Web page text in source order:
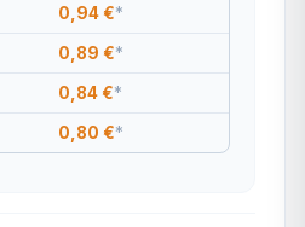
0,94 €*
0,89 €*
0,84 €*
0,80 €*